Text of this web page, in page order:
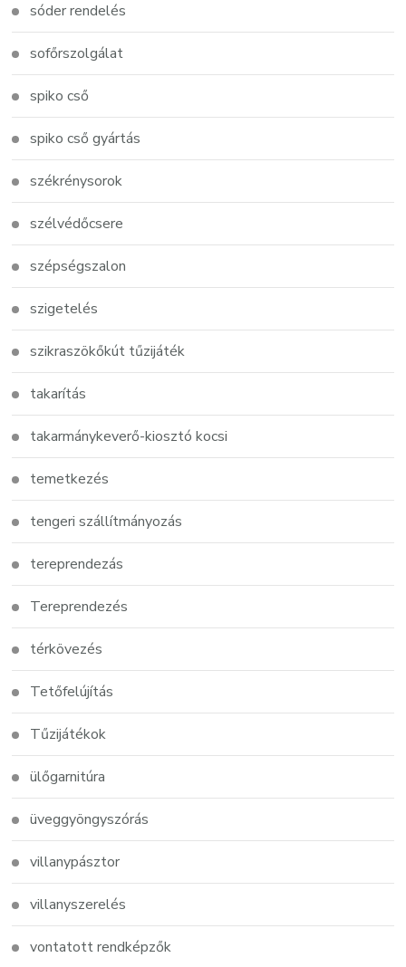
sóder rendelés
sofőrszolgálat
spiko cső
spiko cső gyártás
székrénysorok
szélvédőcsere
szépségszalon
szigetelés
szikraszökőkút tűzijáték
takarítás
takarmánykeverő-kiosztó kocsi
temetkezés
tengeri szállítmányozás
tereprendezás
Tereprendezés
térkövezés
Tetőfelújítás
Tűzijátékok
ülőgarnitúra
üveggyöngyszórás
villanypásztor
villanyszerelés
vontatott rendképzők